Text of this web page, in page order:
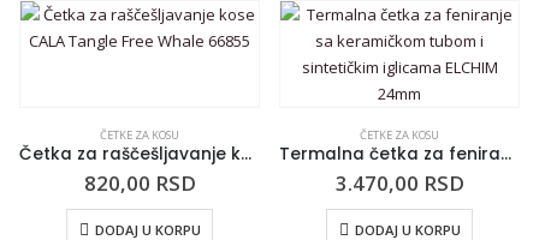
ČETKE ZA KOSU
Četka za raščešljavanje kose CALA Tangle Free Whale 66855
820,00 RSD
DODAJ U KORPU
ČETKE ZA KOSU
Termalna četka za feniranje sa keramičkom tubom i sintetičkim iglicama ELCHIM 24mm
3.470,00 RSD
DODAJ U KORPU